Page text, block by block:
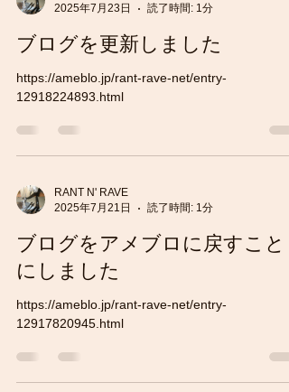
2025年7月23日
読了時間: 1分
ブログを更新しました
https://ameblo.jp/rant-rave-net/entry-
12918224893.html
RANT N' RAVE
2025年7月21日
読了時間: 1分
ブログをアメブロに戻すこと
にしました
https://ameblo.jp/rant-rave-net/entry-
12917820945.html